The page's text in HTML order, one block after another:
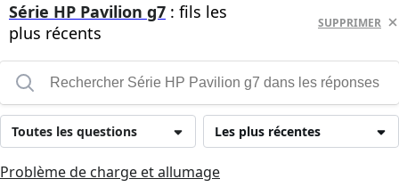
Série HP Pavilion g7 : fils les
plus récents
SUPPRIMER
Les plus récentes
Toutes les questions
Problème de charge et allumage